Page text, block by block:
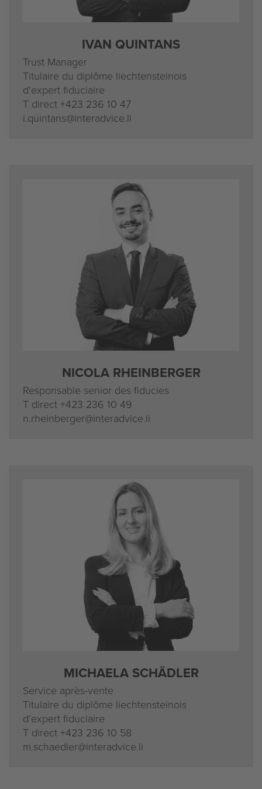
IVAN QUINTANS
Trust Manager
Titulaire du diplôme liechtensteinois
d’expert fiduciaire
T direct +423 236 10 47
i.quintans@interadvice.li
NICOLA RHEINBERGER
Responsable senior des fiducies
T direct +423 236 10 49
n.rheinberger@interadvice.li
MICHAELA SCHÄDLER
Service après-vente
Titulaire du diplôme liechtensteinois
d’expert fiduciaire
T direct +423 236 10 58
m.schaedler@interadvice.li